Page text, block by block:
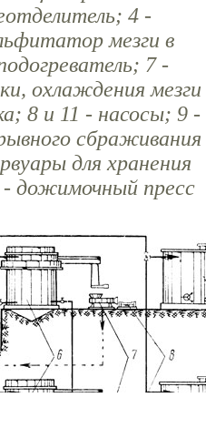
4 -
мезги в
7 -
охлаждения мезги
8 и 11 - насосы; 9 -
сбраживания
для хранения
дожимочный пресс